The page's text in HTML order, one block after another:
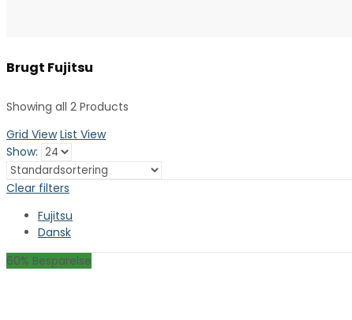
Brugt Fujitsu
Showing all 2 Products
Grid View List View
Show:
Clear filters
Fujitsu
Dansk
60% Besparelse